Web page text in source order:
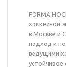
хоккейной
в Москве и
подход к
ведущими
устойчивое